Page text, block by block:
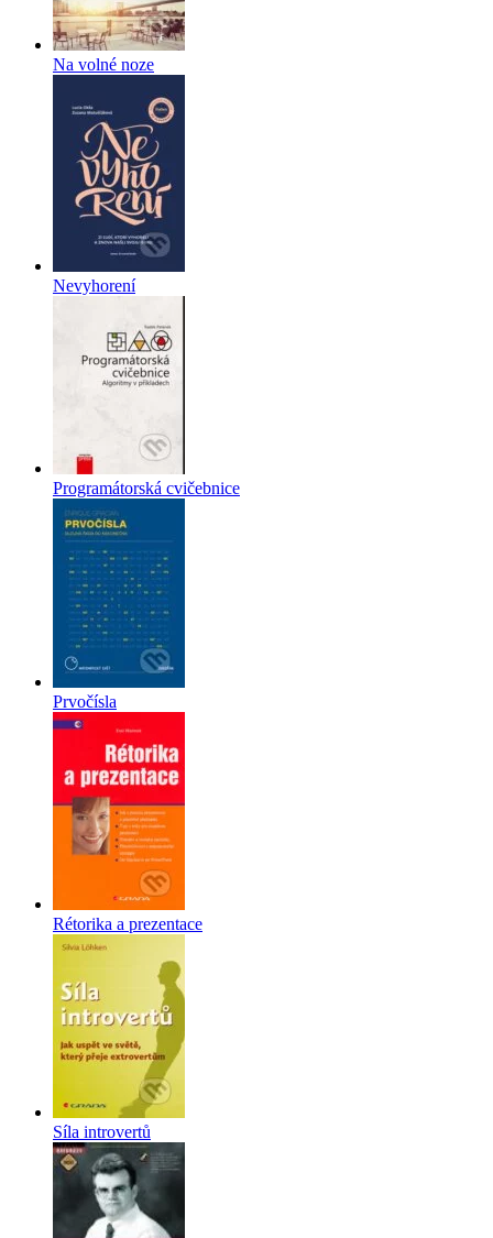
Na volné noze
Nevyhorení
Programátorská cvičebnice
Prvočísla
Rétorika a prezentace
Síla introvertů